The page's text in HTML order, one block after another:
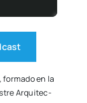
for­ma­do en la
Arqui­tec­